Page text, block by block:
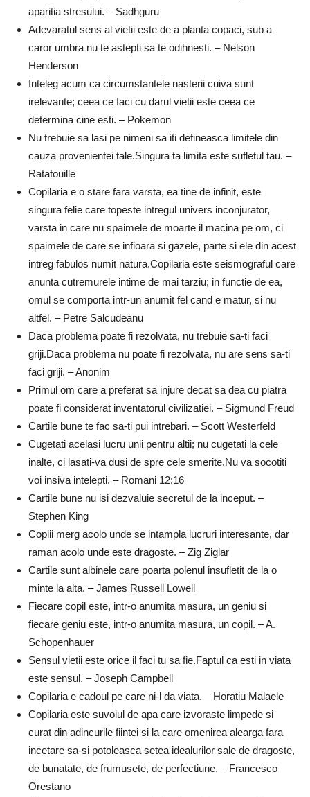
aparitia stresului. – Sadhguru
Adevaratul sens al vietii este de a planta copaci, sub a
caror umbra nu te astepti sa te odihnesti. – Nelson
Henderson
Inteleg acum ca circumstantele nasterii cuiva sunt
irelevante; ceea ce faci cu darul vietii este ceea ce
determina cine esti. – Pokemon
Nu trebuie sa lasi pe nimeni sa iti defineasca limitele din
cauza provenientei tale.Singura ta limita este sufletul tau. –
Ratatouille
Copilaria e o stare fara varsta, ea tine de infinit, este
singura felie care topeste intregul univers inconjurator,
varsta in care nu spaimele de moarte il macina pe om, ci
spaimele de care se infioara si gazele, parte si ele din acest
intreg fabulos numit natura.Copilaria este seismograful care
anunta cutremurele intime de mai tarziu; in functie de ea,
omul se comporta intr-un anumit fel cand e matur, si nu
altfel. – Petre Salcudeanu
Daca problema poate fi rezolvata, nu trebuie sa-ti faci
griji.Daca problema nu poate fi rezolvata, nu are sens sa-ti
faci griji. – Anonim
Primul om care a preferat sa injure decat sa dea cu piatra
poate fi considerat inventatorul civilizatiei. – Sigmund Freud
Cartile bune te fac sa-ti pui intrebari. – Scott Westerfeld
Cugetati acelasi lucru unii pentru altii; nu cugetati la cele
inalte, ci lasati-va dusi de spre cele smerite.Nu va socotiti
voi insiva intelepti. – Romani 12:16
Cartile bune nu isi dezvaluie secretul de la inceput. –
Stephen King
Copiii merg acolo unde se intampla lucruri interesante, dar
raman acolo unde este dragoste. – Zig Ziglar
Cartile sunt albinele care poarta polenul insufletit de la o
minte la alta. – James Russell Lowell
Fiecare copil este, intr-o anumita masura, un geniu si
fiecare geniu este, intr-o anumita masura, un copil. – A.
Schopenhauer
Sensul vietii este orice il faci tu sa fie.Faptul ca esti in viata
este sensul. – Joseph Campbell
Copilaria e cadoul pe care ni-l da viata. – Horatiu Malaele
Copilaria este suvoiul de apa care izvoraste limpede si
curat din adincurile fiintei si la care omenirea alearga fara
incetare sa-si potoleasca setea idealurilor sale de dragoste,
de bunatate, de frumusete, de perfectiune. – Francesco
Orestano